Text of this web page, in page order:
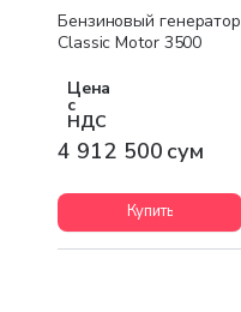
Бесплатная доставка
Бензиновый генератор
Classic Motor 3500
Цена
с
НДС
4 912 500 сум
Купить